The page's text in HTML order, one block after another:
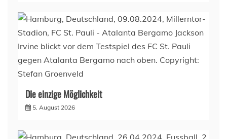
Die einzige Möglichkeit
5. August 2026